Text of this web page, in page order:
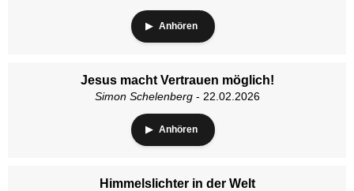
Anhören
Jesus macht Vertrauen möglich!
Simon Schelenberg- 22.02.2026
Anhören
Himmelslichter in der Welt